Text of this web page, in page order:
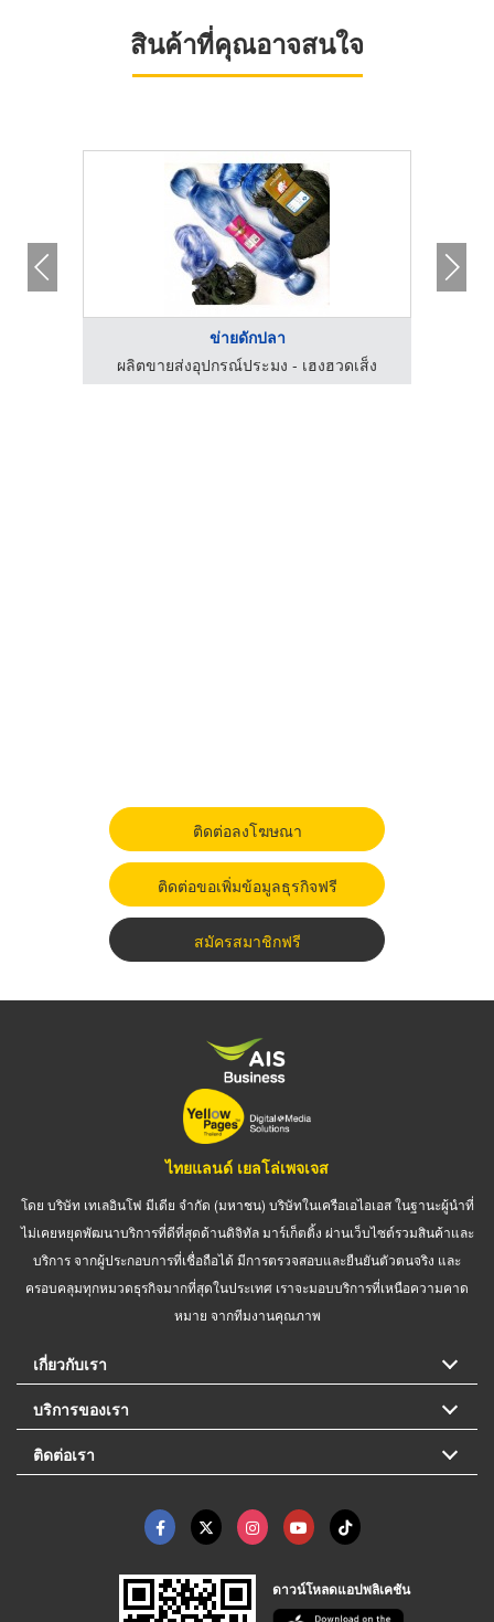
สินค้าที่คุณอาจสนใจ
ข่ายดักปลา
ผลิตขายส่งอุปกรณ์ประมง - เฮงฮวดเส็ง
ติดต่อลงโฆษณา
ติดต่อขอเพิ่มข้อมูลธุรกิจฟรี
สมัครสมาชิกฟรี
ไทยแลนด์ เยลโล่เพจเจส
โดย บริษัท เทเลอินโฟ มีเดีย จำกัด (มหาชน) บริษัทในเครือเอไอเอส ในฐานะผู้นำที่
ไม่เคยหยุดพัฒนาบริการที่ดีที่สุดด้านดิจิทัล มาร์เก็ตติ้ง ผ่านเว็บไซต์รวมสินค้าและ
บริการ จากผู้ประกอบการที่เชื่อถือได้ มีการตรวจสอบและยืนยันตัวตนจริง และ
ครอบคลุมทุกหมวดธุรกิจมากที่สุดในประเทศ เราจะมอบบริการที่เหนือความคาด
หมาย จากทีมงานคุณภาพ
เกี่ยวกับเรา
บริการของเรา
ติดต่อเรา
ดาวน์โหลดแอปพลิเคชัน